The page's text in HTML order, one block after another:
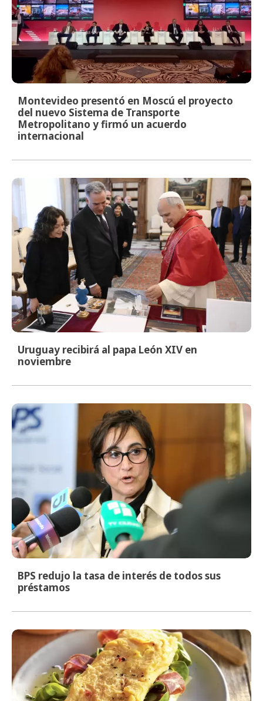
Montevideo presentó en Moscú el proyecto
del nuevo Sistema de Transporte
Metropolitano y firmó un acuerdo
internacional
Uruguay recibirá al papa León XIV en
noviembre
BPS redujo la tasa de interés de todos sus
préstamos